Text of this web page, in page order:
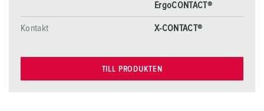
ErgoCONTACT®
Kontakt X-CONTACT®
TILL PRODUKTEN